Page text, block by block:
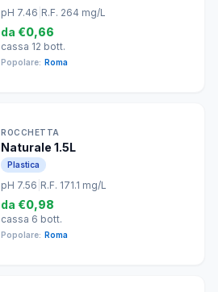
pH 7.46 R.F. 264 mg/L
da €0,66
cassa 12 bott.
Popolare: Roma
ROCCHETTA
Naturale 1.5L
Plastica
pH 7.56 R.F. 171.1 mg/L
da €0,98
cassa 6 bott.
Popolare: Roma